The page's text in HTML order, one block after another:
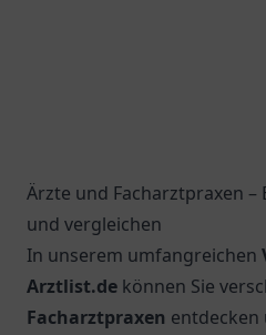
Ärzte und Facharztpraxen
und vergleichen
In unserem umfangreichen
Arztlist.de können Sie
Facharztpraxen